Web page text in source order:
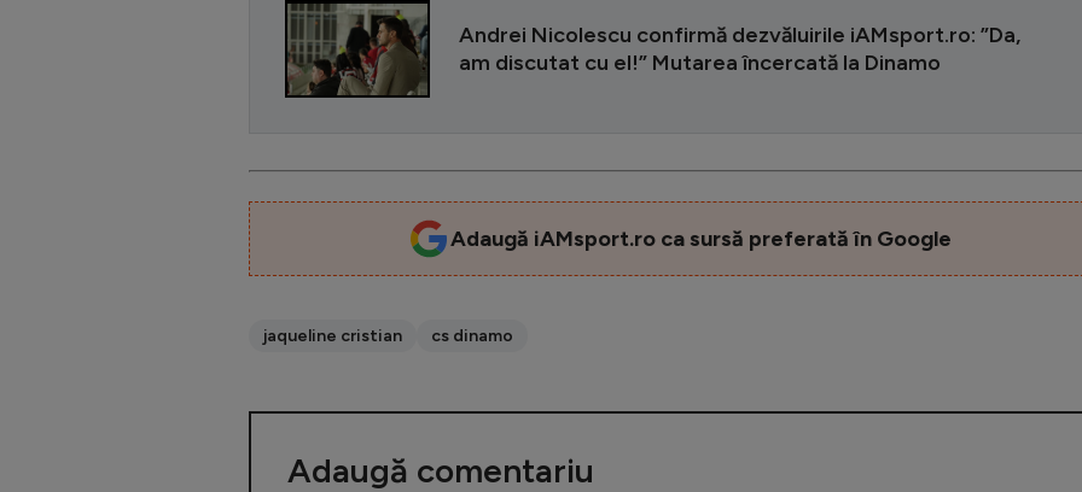
Andrei Nicolescu confirmă dezvăluirile iAMsport.ro: ”Da,
am discutat cu el!” Mutarea încercată la Dinamo
Adaugă iAMsport.ro ca sursă preferată în Google
jaqueline cristian cs dinamo
Adaugă comentariu